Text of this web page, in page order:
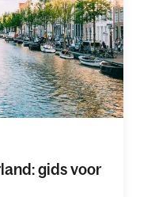
gids voor